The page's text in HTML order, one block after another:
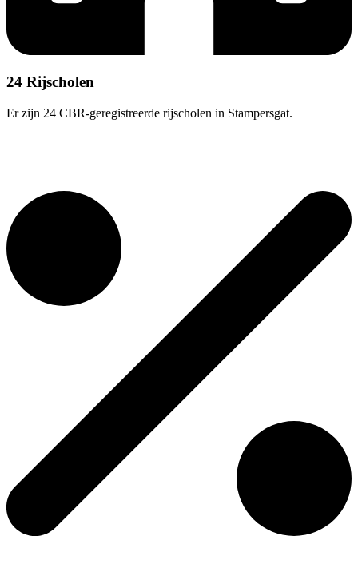
24 Rijscholen
Er zijn 24 CBR-geregistreerde rijscholen in Stampersgat.